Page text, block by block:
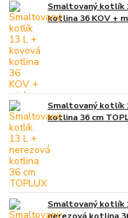
Smaltovaný kotlík
kotlina 36 KOV +
Smaltovaný kotlík
kotlina 36 cm
Smaltovaný kotlík